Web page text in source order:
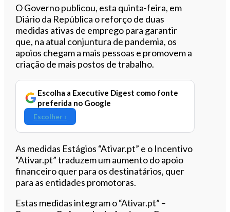
Ouvir este artigo
O Governo publicou, esta quinta-feira, em
Diário da República o reforço de duas
medidas ativas de emprego para garantir
que, na atual conjuntura de pandemia, os
apoios chegam a mais pessoas e promovem a
criação de mais postos de trabalho.
Escolha a Executive Digest como fonte
preferida no Google
Escolher ›
As medidas Estágios “Ativar.pt” e o Incentivo
“Ativar.pt” traduzem um aumento do apoio
financeiro quer para os destinatários, quer
para as entidades promotoras.
Estas medidas integram o “Ativar.pt” –